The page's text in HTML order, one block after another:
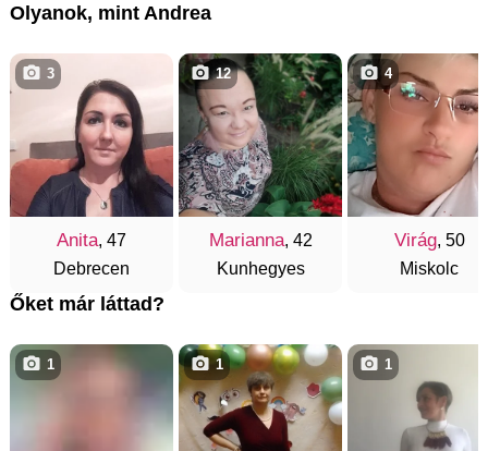
Olyanok, mint Andrea
Anita, 47
Debrecen
3
Marianna, 42
Kunhegyes
12
Virág, 50
Miskolc
4
Őket már láttad?
1 1 1